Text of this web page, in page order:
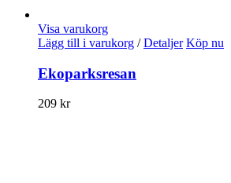
Visa varukorg
Lägg till i varukorg / Detaljer Köp nu
Ekoparksresan
209 kr